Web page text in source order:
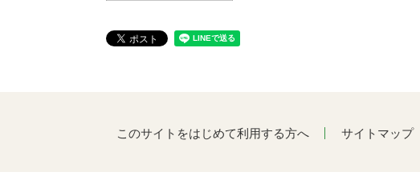
このサイトをはじめて利用する方へ サイトマップ